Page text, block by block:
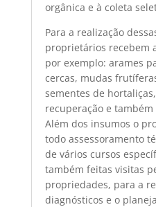
orgânica e à coleta
Para a realização
proprietários recebem
por exemplo: arames
cercas, mudas
sementes de
recuperação e
Além dos insumos o
todo assessoramento
de vários cursos
também feitas visitas
propriedades, para a
diagnósticos e o